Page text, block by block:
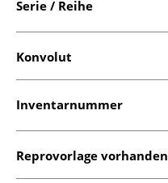
Serie / Reihe
Konvolut
Inventarnummer
Reprovorlage vorhanden